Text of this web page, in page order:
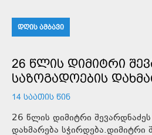
ᲓᲦᲘᲡ ᲐᲛᲑᲐᲕᲘ
26 ᲬᲚᲘᲡ ᲓᲘᲛᲘᲢᲠᲘ
ᲡᲐᲖᲝᲒᲐᲓᲝᲔᲑᲘᲡ
14 ᲡᲐᲐᲗᲘᲡ ᲬᲘᲜ
26 წლის დიმიტრი
დახმარება სჭირდება.დიმიტრი